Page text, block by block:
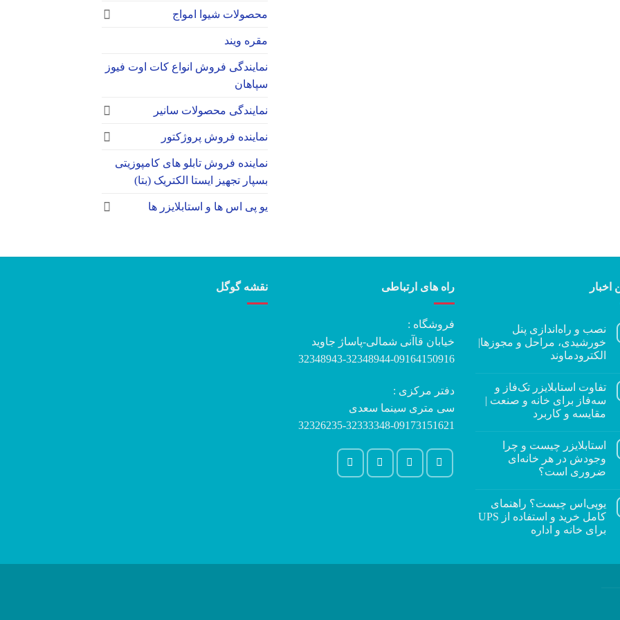
محصولات شیوا امواج
مقره ویند
نمایندگی فروش انواع کات اوت فیوز
سپاهان
نمایندگی محصولات سانیر
نماینده فروش پروژکتور
نماینده فروش تابلو های کامپوزیتی
بسپار تجهیز ایستا الکتریک (بتا)
یو پی اس ها و استابلایزر ها
اخبار
نصب و راه‌اندازی پنل
خورشیدی، مراحل و مجوزها|
الکترودماوند
تفاوت استابلایزر تک‌فاز و
سه‌فاز برای خانه و صنعت |
مقایسه و کاربرد
استابلایزر چیست و چرا
وجودش در هر خانه‌ای
ضروری است؟
یوپی‌اس چیست؟ راهنمای
کامل خرید و استفاده از UPS
برای خانه و اداره
راه های ارتباطی
فروشگاه :
خیابان قاآنی شمالی-پاساژ جاوید
32348943-32348944-09164150916
دفتر مرکزی :
سی متری سینما سعدی
32326235-32333348-09173151621
نقشه گوگل